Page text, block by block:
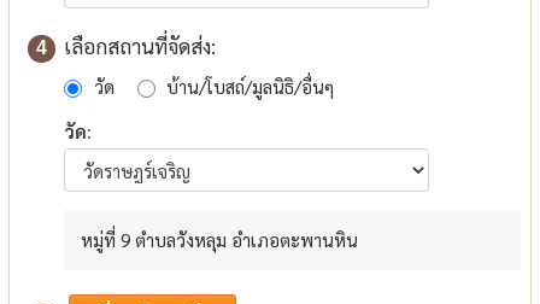
4 เลือกสถานที่จัดส่ง:
วัด
บ้าน/โบสถ์/มูลนิธิ/อื่นๆ
วัด:
หมู่ที่ 9 ตำบลวังหลุม อำเภอตะพานหิน